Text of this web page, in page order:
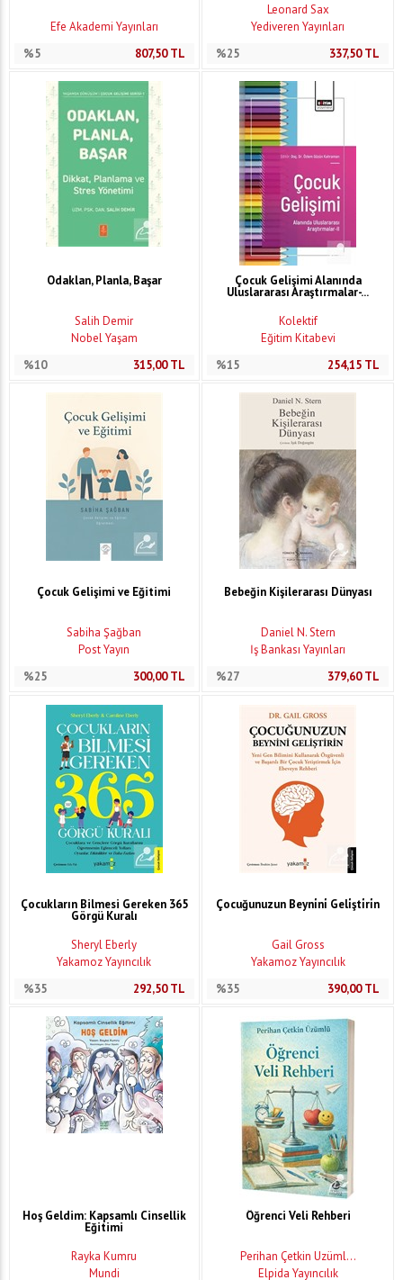
Efe Akademi Yayınları
%5
807,50TL
Leonard Sax
Yediveren Yayınları
%25
337,50TL
Odaklan, Planla, Başar
Salih Demir
Nobel Yaşam
%10
315,00TL
Çocuk Gelişimi Alanında
Uluslararası Araştırmalar-...
Kolektif
Eğitim Kitabevi
%15
254,15 TL
Çocuk Gelişimi ve Eğitimi
Sabiha Şağban
Post Yayın
%25
300,00TL
Bebeğin Kişilerarası Dünyası
Daniel N. Stern
İş Bankası Yayınları
%27
379,60TL
Çocukların Bilmesi Gereken 365
Görgü Kuralı
Sheryl Eberly
Yakamoz Yayıncılık
%35
292,50TL
Çocuğunuzun Beyni̇ni̇ Geli̇şti̇ri̇n
Gail Gross
Yakamoz Yayıncılık
%35
390,00TL
Hoş Geldim: Kapsamlı Cinsellik
Eğitimi
Rayka Kumru
Mundi
Öğrenci Veli Rehberi
Perihan Çetkin Üzüml...
Elpida Yayıncılık